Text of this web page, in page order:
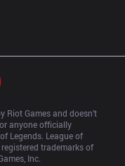
Riot Games and doesn’t
anyone officially
Legends. League of
trademarks of
Inc.